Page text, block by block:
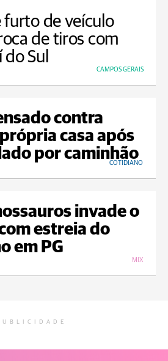
furto de veículo
de tiros com
Sul
CAMPOS GERAIS
contra
casa após
por caminhão
COTIDIANO
invade o
estreia do
em PG
MIX